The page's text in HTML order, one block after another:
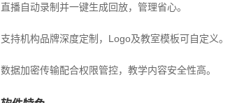
直播自动录制并一键生成回放，管理省心。
支持机构品牌深度定制，Logo及教室模板可自定义。
数据加密传输配合权限管控，教学内容安全性高。